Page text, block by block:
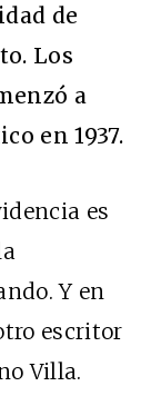
de
Los
a
en 1937.
es
Y en
escritor
Villa.